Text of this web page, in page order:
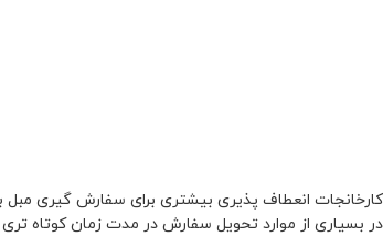
کارخانجات انعطاف پذیری بیشتری برای سفارش گیری مبل
در بسیاری از موارد تحویل سفارش در مدت زمان کوتاه